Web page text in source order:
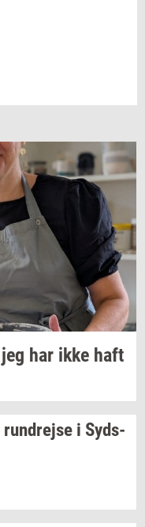
jeg har ikke haft
run­drej­se i Syds­